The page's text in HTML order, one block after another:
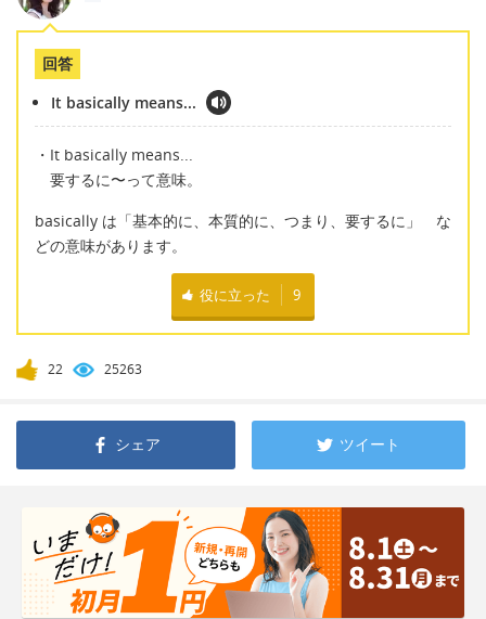
回答
It basically means...
・It basically means...
要するに〜って意味。
basically は「基本的に、本質的に、つまり、要するに」 な
どの意味があります。
役に立った 9
22 25263
シェア ツイート